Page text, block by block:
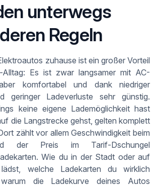
unterwegs
Regeln
zuhause ist ein großer Vorteil
Es ist zwar langsamer mit AC-
komfortabel und dank niedriger
geringer Ladeverluste sehr günstig.
keine eigene Lademöglichkeit hast
die Langstrecke gehst, gelten komplett
zählt vor allem Geschwindigkeit beim
der Preis im Tarif-Dschungel
Wie du in der Stadt oder auf
welche Ladekarten du wirklich
die Ladekurve deines Autos